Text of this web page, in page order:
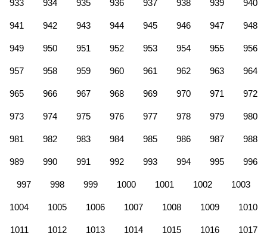
933 934 935 936 937 938 939 940
941 942 943 944 945 946 947 948
949 950 951 952 953 954 955 956
957 958 959 960 961 962 963 964
965 966 967 968 969 970 971 972
973 974 975 976 977 978 979 980
981 982 983 984 985 986 987 988
989 990 991 992 993 994 995 996
997 998 999 1000 1001 1002 1003
1004 1005 1006 1007 1008 1009 1010
1011 1012 1013 1014 1015 1016 1017